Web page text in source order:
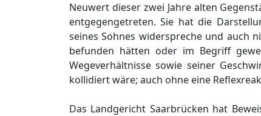
Neuwert dieser zwei Jahre alten
entgegengetreten. Sie hat die
seines Sohnes widerspreche und auch
befunden hätten oder im Begriff
Wegeverhältnisse sowie seiner
kollidiert wäre; auch ohne eine
Das Landgericht Saarbrücken hat